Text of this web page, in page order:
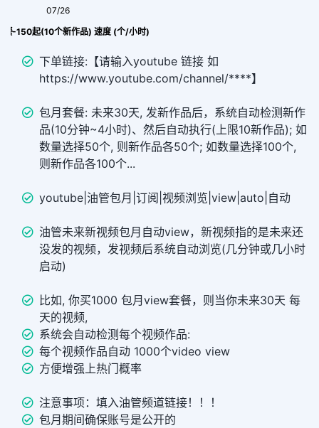
-150起(10个新作品) 速度 (个/小时)
07/26
下单链接:【请输入youtube 链接 如
https://www.youtube.com/channel/****】
包月套餐: 未来30天, 发新作品后，系统自动检测新作
品(10分钟~4小时)、然后自动执行(上限10新作品); 如
数量选择50个, 则新作品各50个; 如数量选择100个,
则新作品各100个...
youtube|油管包月|订阅|视频浏览|view|auto|自动
油管未来新视频包月自动view，新视频指的是未来还
没发的视频，发视频后系统自动浏览(几分钟或几小时
启动)
比如, 你买1000 包月view套餐，则当你未来30天 每
天的视频,
系统会自动检测每个视频作品:
每个视频作品自动 1000个video view
方便增强上热门概率
注意事项：填入油管频道链接！！！
包月期间确保账号是公开的